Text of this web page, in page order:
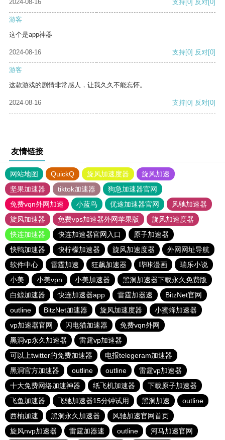
2024-08-16
支持[0] 反对[0]
游客
这个是app神器
2024-08-16 支持[0] 反对[0]
游客
这款游戏的剧情非常感人，让我久久不能忘怀。
2024-08-16 支持[0] 反对[0]
友情链接
网站地图 QuickQ 旋风加速度器
旋风加速
坚果加速器
tiktok加速器
狗急加速器官网
免费vqn外网加速
小蓝鸟 优途加速器官网
风驰加速器
旋风加速器
免费vps加速器外网苹果版
旋风加速度器
快连加速器
快连加速器官网入口
原子加速器
快鸭加速器
快柠檬加速器 旋风加速度器
外网网址导航
软件中心
雷霆加速 狂飙加速器 哔咔漫画
瑞乐小说
小美
小美vpn 小美加速器
黑洞加速器下载永久免费版
白鲸加速器
快连加速器app 雷霆加器速
BitzNet官网
outline
BitzNet加速器 旋风加速度器
小蜜蜂加速器
vp加速器官网
闪电猫加速器
免费vqn外网
黑洞vp永久加速器
雷霆vp加速器
可以上twitter的免费加速器
电报telegeram加速器
黑洞官方加速器
outline outline
雷霆vp加速器
十大免费网络加速神器
纸飞机加速器
下载原子加速器
飞鱼加速器
飞驰加速器15分钟试用 黑洞加速
outline
西柚加速
黑洞永久加速器
风驰加速官网首页
旋风nvp加速器
雷霆加器速 outline 河马加速官网